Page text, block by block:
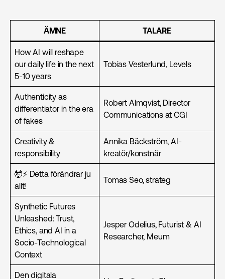
ÄMNE TALARE
How AI will reshape
our daily life in the next
5-10 years
Tobias Vesterlund, Levels
Authenticity as
differentiator in the era
of fakes
Robert Almqvist, Director
Communications at CGI
Creativity &
responsibility
Annika Bäckström, AI-
kreatör/konstnär
🤯⚡️ Detta förändrar ju
allt!
Tomas Seo, strateg
Synthetic Futures
Unleashed: Trust,
Ethics, and AI in a
Socio-Technological
Context
Jesper Odelius, Futurist & AI
Researcher, Meum
Den digitala